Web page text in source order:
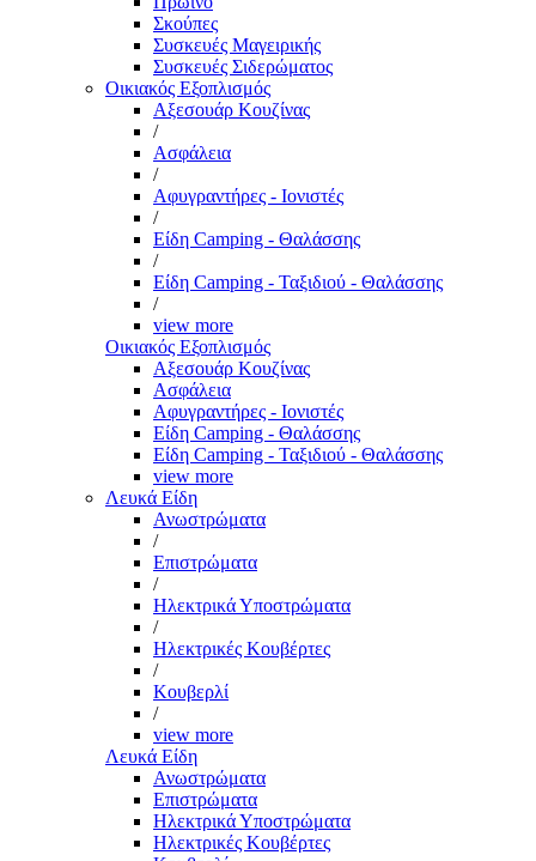
Σκούπες
Συσκευές Μαγειρικής
Συσκευές Σιδερώματος
Οικιακός Εξοπλισμός
Αξεσουάρ Κουζίνας
/
Ασφάλεια
/
Αφυγραντήρες - Ιονιστές
/
Είδη Camping - Θαλάσσης
/
Είδη Camping - Ταξιδιού - Θαλάσσης
/
view more
Οικιακός Εξοπλισμός
Αξεσουάρ Κουζίνας
Ασφάλεια
Αφυγραντήρες - Ιονιστές
Είδη Camping - Θαλάσσης
Είδη Camping - Ταξιδιού - Θαλάσσης
view more
Λευκά Είδη
Ανωστρώματα
/
Επιστρώματα
/
Ηλεκτρικά Υποστρώματα
/
Ηλεκτρικές Κουβέρτες
/
Κουβερλί
/
view more
Λευκά Είδη
Ανωστρώματα
Επιστρώματα
Ηλεκτρικά Υποστρώματα
Ηλεκτρικές Κουβέρτες